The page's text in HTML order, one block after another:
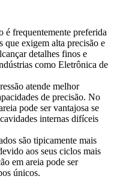
é frequentemente preferida
que exigem alta precisão e
detalhes finos e
como Eletrônica de
atende melhor
de precisão. No
pode ser vantajosa se
internas difíceis
são tipicamente mais
aos seus ciclos mais
em areia pode ser
únicos.